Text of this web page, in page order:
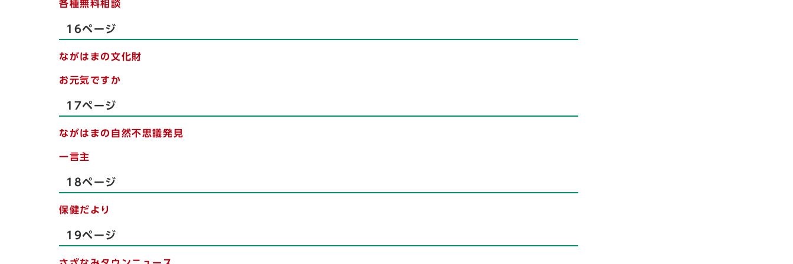
各種無料相談
16ページ
ながはまの文化財
お元気ですか
17ページ
ながはまの自然不思議発見
一言主
18ページ
保健だより
19ページ